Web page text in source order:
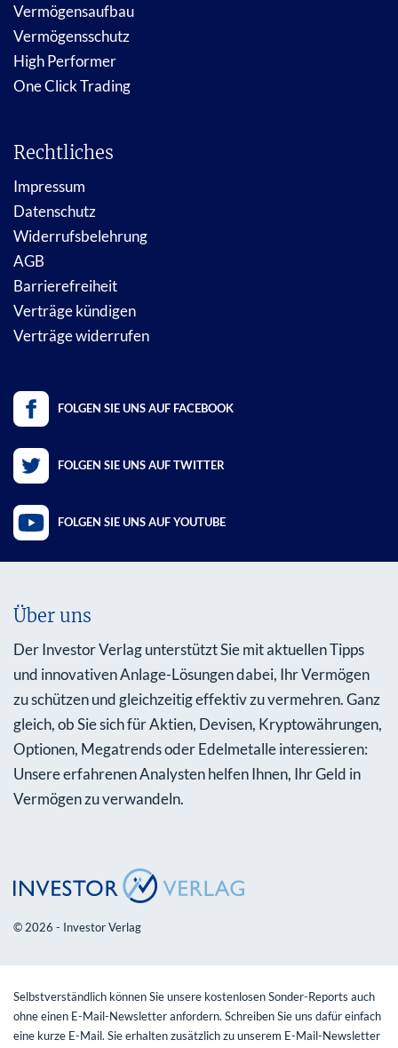
Vermögensaufbau
Vermögensschutz
High Performer
One Click Trading
Rechtliches
Impressum
Datenschutz
Widerrufsbelehrung
AGB
Barrierefreiheit
Verträge kündigen
Verträge widerrufen
FOLGEN SIE UNS AUF FACEBOOK
FOLGEN SIE UNS AUF TWITTER
FOLGEN SIE UNS AUF YOUTUBE
Über uns
Der Investor Verlag unterstützt Sie mit aktuellen Tipps
und innovativen Anlage-Lösungen dabei, Ihr Vermögen
zu schützen und gleichzeitig effektiv zu vermehren. Ganz
gleich, ob Sie sich für Aktien, Devisen, Kryptowährungen,
Optionen, Megatrends oder Edelmetalle interessieren:
Unsere erfahrenen Analysten helfen Ihnen, Ihr Geld in
Vermögen zu verwandeln.
© 2026 - Investor Verlag
Selbstverständlich können Sie unsere kostenlosen Sonder-Reports auch
ohne einen E-Mail-Newsletter anfordern. Schreiben Sie uns dafür einfach
eine kurze E-Mail. Sie erhalten zusätzlich zu unserem E-Mail-Newsletter